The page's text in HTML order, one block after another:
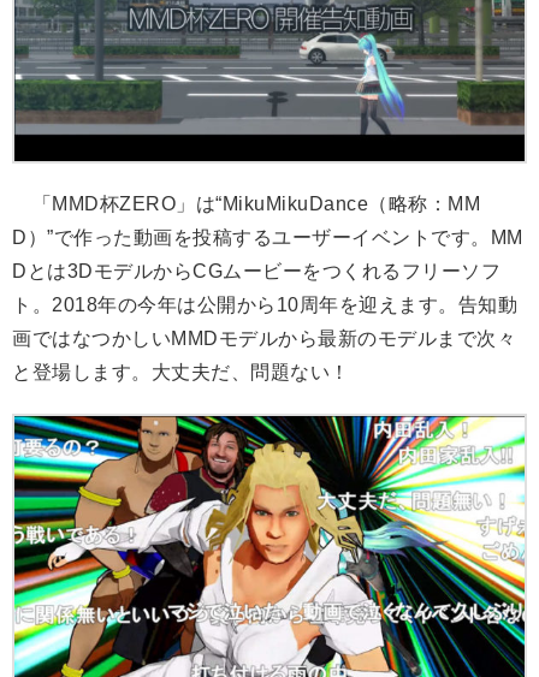
「MMD杯ZERO」は“MikuMikuDance（略称：MM
D）”で作った動画を投稿するユーザーイベントです。MM
Dとは3DモデルからCGムービーをつくれるフリーソフ
ト。2018年の今年は公開から10周年を迎えます。告知動
画ではなつかしいMMDモデルから最新のモデルまで次々
と登場します。大丈夫だ、問題ない！